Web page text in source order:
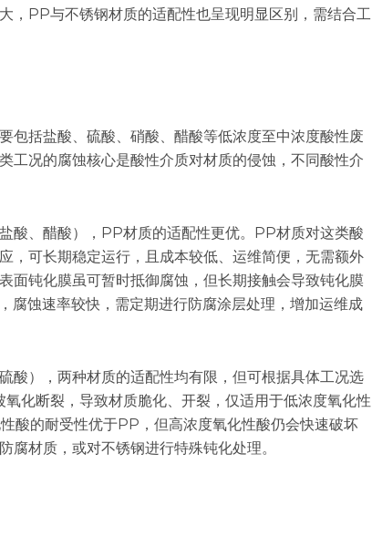
，PP与不锈钢材质的适配性也呈现明显区别，需结合工
包括盐酸、硫酸、硝酸、醋酸等低浓度至中浓度酸性废
工况的腐蚀核心是酸性介质对材质的侵蚀，不同酸性介
酸、醋酸），PP材质的适配性更优。PP材质对这类酸
，可长期稳定运行，且成本较低、运维简便，无需额外
面钝化膜虽可暂时抵御腐蚀，但长期接触会导致钝化膜
腐蚀速率较快，需定期进行防腐涂层处理，增加运维成
酸），两种材质的适配性均有限，但可根据具体工况选
化断裂，导致材质脆化、开裂，仅适用于低浓度氧化性
酸的耐受性优于PP，但高浓度氧化性酸仍会快速破坏
材质，或对不锈钢进行特殊钝化处理。